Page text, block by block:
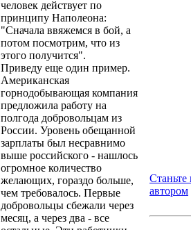
человек действует по
принципу Наполеона:
"Сначала ввяжемся в бой, а
потом посмотрим, что из
этого получится".
Приведу еще один пример.
Американская
горнодобывающая компания
предложила работу на
полгода добровольцам из
России. Уровень обещанной
зарплаты был несравнимо
выше российского - нашлось
огромное количество
желающих, гораздо больше,
чем требовалось. Первые
добровольцы сбежали через
месяц, а через два - все
автором